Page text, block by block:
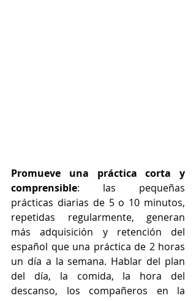
Promueve una práctica corta y
comprensible: las pequeñas
prácticas diarias de 5 o 10 minutos,
repetidas regularmente, generan
más adquisición y retención del
español que una práctica de 2 horas
un día a la semana. Hablar del plan
del día, la comida, la hora del
descanso, los compañeros en la